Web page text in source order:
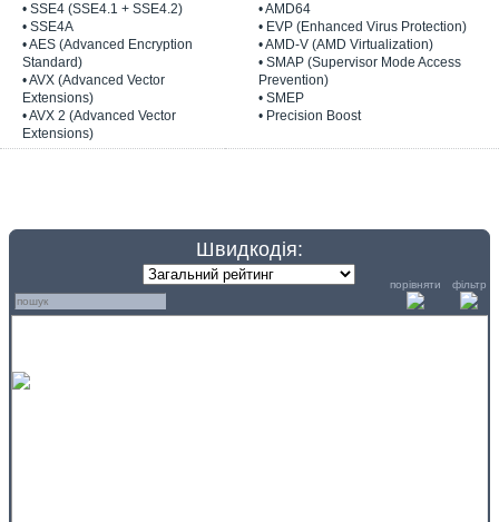
• SSE4 (SSE4.1 + SSE4.2)
• SSE4A
• AES (Advanced Encryption
Standard)
• AVX (Advanced Vector
Extensions)
• AVX 2 (Advanced Vector
Extensions)
• AMD64
• EVP (Enhanced Virus Protection)
• AMD-V (AMD Virtualization)
• SMAP (Supervisor Mode Access
Prevention)
• SMEP
• Precision Boost
Швидкодія:
порівняти фільтр